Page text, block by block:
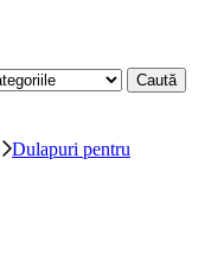
Caută
Dulapuri pentru